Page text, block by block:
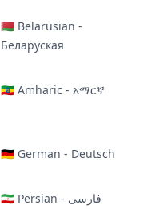
🇧🇾 Belarusian -
Беларуская
🇪🇹 Amharic - አማርኛ
🇩🇪 German - Deutsch
🇮🇷 Persian - فارسی